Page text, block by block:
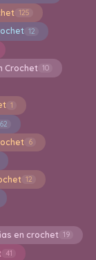
125
12
Crochet 10
1
62
6
12
en crochet 19
41